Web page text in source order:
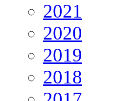
2021
2020
2019
2018